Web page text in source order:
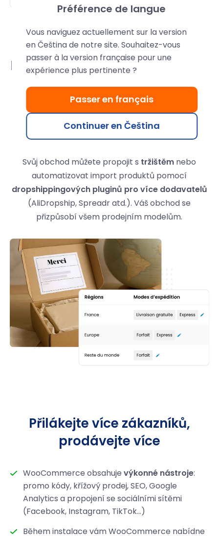
Flexibilní doručování a snadný
dropshipping
WooCommerce podporuje širokou škáluzpůsobů
: Colissimo, Mondial Relay, Chronopost,
UPS nebo vyzvednutí v obchodě Click & Collect.
Svůj obchod můžete propojit s tržištěm nebo
automatizovat import produktů pomocí
dropshippingových pluginů pro více dodavatelů
(AliDropship, Spreadr atd.). Váš obchod se
přizpůsobí všem prodejním modelům.
Přilákejte více zákazníků,
prodávejte více
WooCommerce obsahujevýkonné nástroje:
promo kódy, křížový prodej, SEO, Google
Analytics a propojení se sociálními sítěmi
(Facebook, Instagram, TikTok...)
Během instalace vám WooCommerce nabídne
Préférence de langue
Vous naviguez actuellement sur la version
en Čeština de notre site. Souhaitez-vous
passer à la version française pour une
expérience plus pertinente ?
Passer en français
Continuer en Čeština